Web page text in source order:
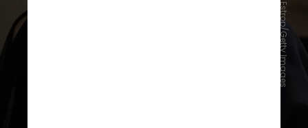
Estrop/Getty Images